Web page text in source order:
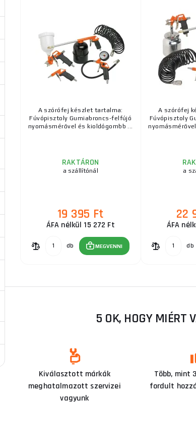
A szórófej készlet tartalma:
Fúvópisztoly Gumiabroncs-felfújó
nyomásmérővel és kioldógombb ...
RAKTÁRON
a szállítónál
19 395 Ft
ÁFA nélkül 15 272 Ft
db MEGVENNI
A szórófej
Fúvópisztoly
a
22
ÁFA
db
5 OK, HOGY MIÉRT
Kiválasztott márkák
meghatalmazott szervizei
vagyunk
Több, mint
fordult